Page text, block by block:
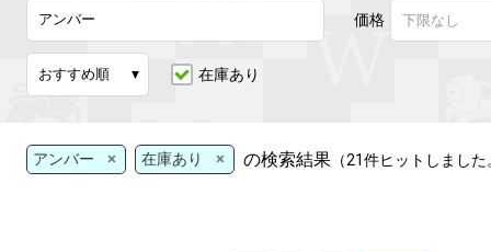
価格
在庫あり
アンバー × 在庫あり × の検索結果 （21件ヒットしまし